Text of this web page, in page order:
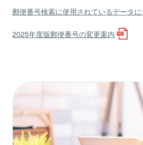
郵便番号検索に使用されているデータに
2025年度版郵便番号の変更案内